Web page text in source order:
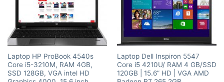
Laptop HP ProBook 4540s
Core i5-3210M, RAM 4GB,
SSD 128GB, VGA intel HD
Laptop Dell Inspiron 5547
Core i5 4210U/ RAM 4 GB/SSD
120GB | 15.6” HD | VGA AMD